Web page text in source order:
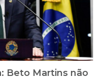
Beto Martins não